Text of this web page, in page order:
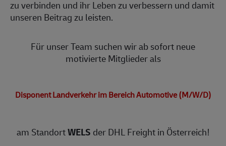
zu verbinden und ihr Leben zu verbessern und damit
unseren Beitrag zu leisten.
Für unser Team suchen wir ab sofort neue
motivierte Mitglieder als
Disponent Landverkehr im Bereich Automotive (M/W/D)
am StandortWELS der DHL Freight in Österreich!